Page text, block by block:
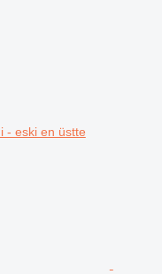
- eski en üstte